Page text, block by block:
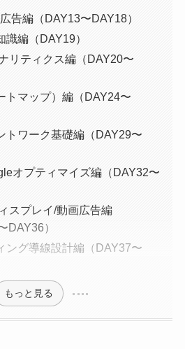
告編（DAY13〜DAY18）
識編（DAY19）
リティクス編（DAY20〜
トマップ）編（DAY24〜
トワーク基礎編（DAY29〜
オプティマイズ編（DAY32〜
スプレイ/動画広告編
DAY36）
ング導線設計編（DAY37〜
もっと見る